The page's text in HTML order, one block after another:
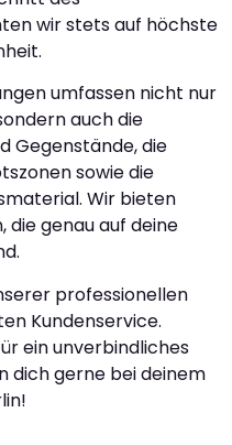
wir stets auf höchste
umfassen nicht nur
auch die
Gegenstände, die
sowie die
Wir bieten
die genau auf deine
professionellen
Kundenservice.
ein unverbindliches
dich gerne bei deinem